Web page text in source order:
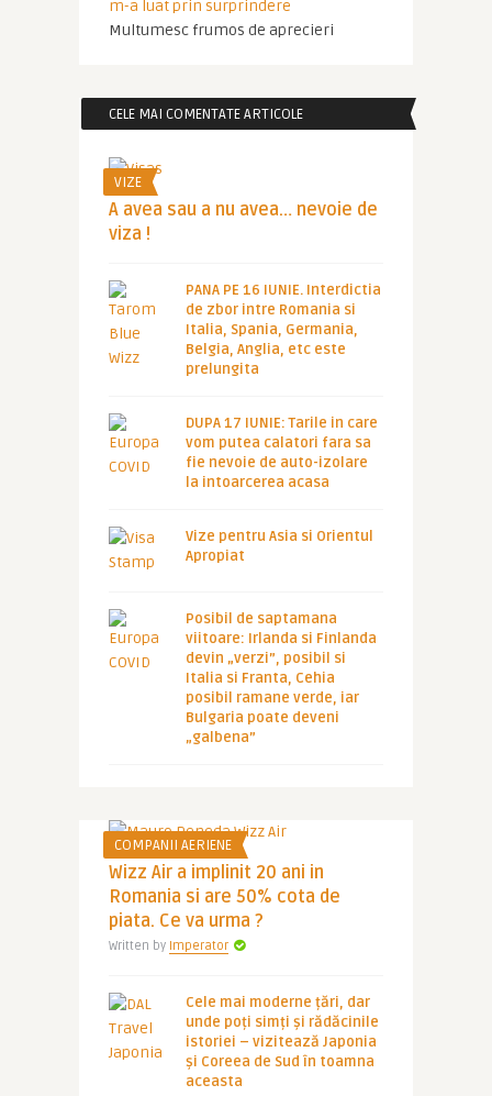
m-a luat prin surprindere
Multumesc frumos de aprecieri
CELE MAI COMENTATE ARTICOLE
VIZE
A avea sau a nu avea… nevoie de
viza !
PANA PE 16 IUNIE. Interdictia
de zbor intre Romania si
Italia, Spania, Germania,
Belgia, Anglia, etc este
prelungita
DUPA 17 IUNIE: Tarile in care
vom putea calatori fara sa
fie nevoie de auto-izolare
la intoarcerea acasa
Vize pentru Asia si Orientul
Apropiat
Posibil de saptamana
viitoare: Irlanda si Finlanda
devin „verzi”, posibil si
Italia si Franta, Cehia
posibil ramane verde, iar
Bulgaria poate deveni
„galbena”
COMPANII AERIENE
Wizz Air a implinit 20 ani in
Romania si are 50% cota de
piata. Ce va urma ?
Written by Imperator
Cele mai moderne țări, dar
unde poți simți și rădăcinile
istoriei – vizitează Japonia
și Coreea de Sud în toamna
aceasta